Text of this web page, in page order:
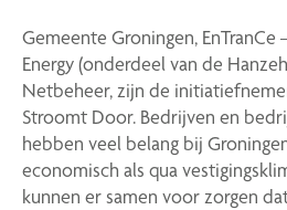
Gemeente Groningen,
Energy (onderdeel van de
Netbeheer, zijn de
Stroomt Door. Bedrijven en
hebben veel belang bij
economisch als qua
kunnen er samen voor zorgen